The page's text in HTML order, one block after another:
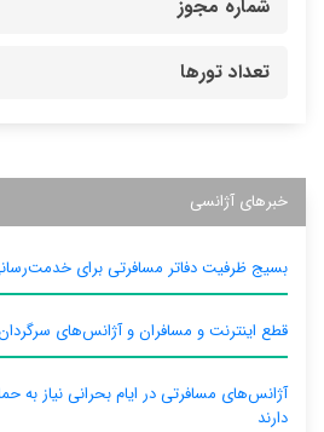
شماره مجوز
تعداد تورها
خبرهای آژانسی
بسیج ظرفیت دفاتر مسافرتی برای
قطع اینترنت و مسافران و آژانس‌های
آژانس‌های مسافرتی در ایام بحرانی نیاز به
دارند